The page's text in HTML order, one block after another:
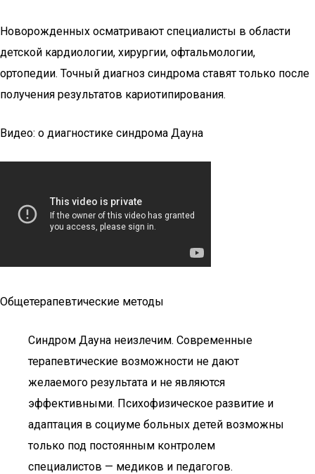
Новорожденных осматривают специалисты в области
детской кардиологии, хирургии, офтальмологии,
ортопедии. Точный диагноз синдрома ставят только после
получения результатов кариотипирования.
Видео: о диагностике синдрома Дауна
Общетерапевтические методы
Синдром Дауна неизлечим. Современные
терапевтические возможности не дают
желаемого результата и не являются
эффективными. Психофизическое развитие и
адаптация в социуме больных детей возможны
только под постоянным контролем
специалистов — медиков и педагогов.